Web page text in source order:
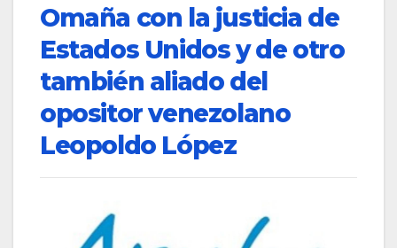
Omaña con la justicia de
Estados Unidos y de otro
también aliado del
opositor venezolano
Leopoldo López